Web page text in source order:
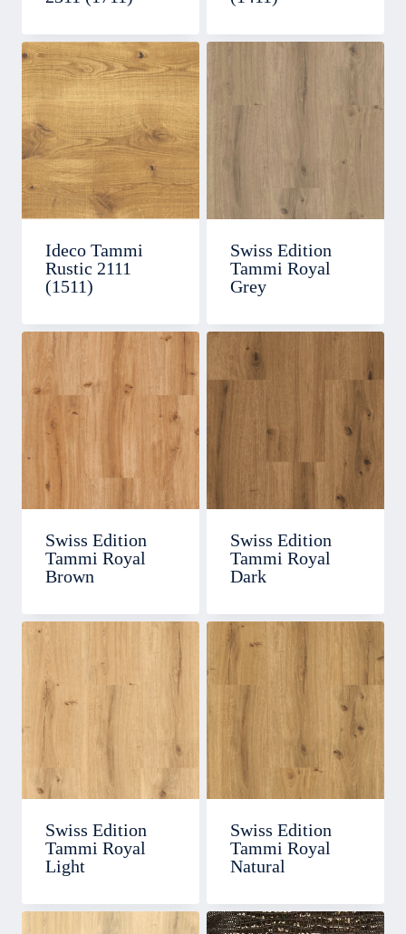
Ideco Tammi
Rustic 2111
(1511)
Swiss Edition
Tammi Royal
Grey
Swiss Edition
Tammi Royal
Brown
Swiss Edition
Tammi Royal
Dark
Swiss Edition
Tammi Royal
Light
Swiss Edition
Tammi Royal
Natural